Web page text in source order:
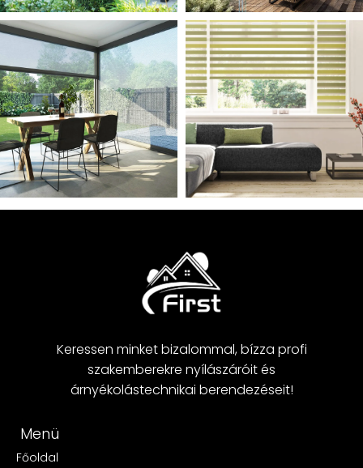
Keressen minket bizalommal, bízza profi
szakemberekre nyílászáróit és
árnyékolástechnikai berendezéseit!
Menü
Főoldal